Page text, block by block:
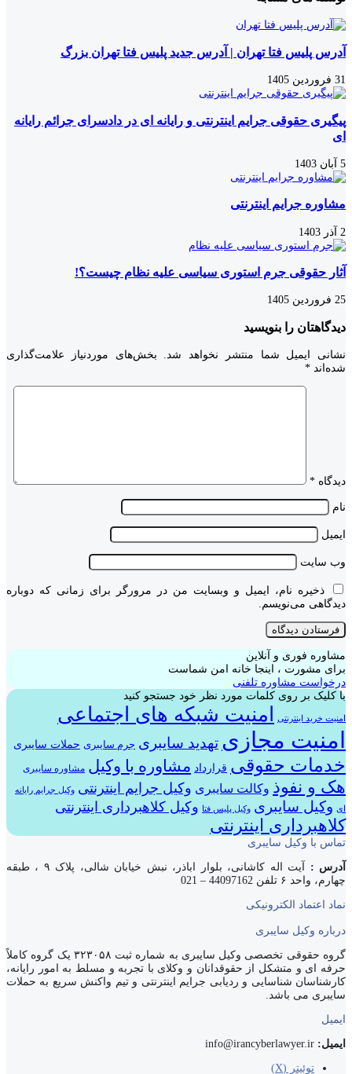
آدرس پلیس فتا تهران | آدرس جدید پلیس فتا تهران بزرگ
31 فروردین 1405
پیگیری حقوقی جرایم اینترنتی و رایانه ای در دادسرای جرائم رایانه
ای
5 آبان 1403
مشاوره جرایم اینترنتی
2 آذر 1403
آثار حقوقی جرم استوری سیاسی علیه نظام چیست؟!
25 فروردین 1405
دیدگاهتان را بنویسید
نشانی ایمیل شما منتشر نخواهد شد.
بخش‌های موردنیاز علامت‌گذاری
شده‌اند *
دیدگاه *
نام
ایمیل
وب‌ سایت
ذخیره نام، ایمیل و وبسایت من در مرورگر برای زمانی که دوباره
دیدگاهی می‌نویسم.
مشاوره فوری و آنلاین
برای مشورت ، اینجا خانه امن شماست
درخواست مشاوره تلفنی
با کلیک بر روی کلمات مورد نظر خود جستجو کنید
امنیت خرید اینترنتی امنیت شبکه های اجتماعی
امنیت مجازی تهدید سایبری جرم سایبری حملات سایبری
خدمات حقوقی قرارداد مشاوره با وکیل مشاوره سایبری
هک و نفوذ وکالت سایبری وکیل جرایم اینترنتی وکیل جرایم رایانه
ای وکیل سایبری وکیل پلیس فتا وکیل کلاهبرداری اینترنتی
کلاهبرداری اینترنتی
تماس با وکیل سایبری
آدرس :
آیت اله کاشانی، بلوار اباذر، نبش خیابان شالی، پلاک ۹ ، طبقه
چهارم، واحد ۶ تلفن 44097162 – 021
نماد اعتماد الکترونیکی
درباره وکیل سایبری
گروه حقوقی تخصصی وکیل سایبری به شماره ثبت ۳۲۳۰۵۸ یک گروه کاملاً
حرفه ای و متشکل از حقوقدانان و وکلای با تجربه و مسلط به امور رایانه،
کارشناسان شناسایی و ردیابی جرایم اینترنتی و تیم واکنش سریع به حملات
سایبری می باشد.
ایمیل
ایمیل: info@irancyberlawyer.ir
توئیتر (X)